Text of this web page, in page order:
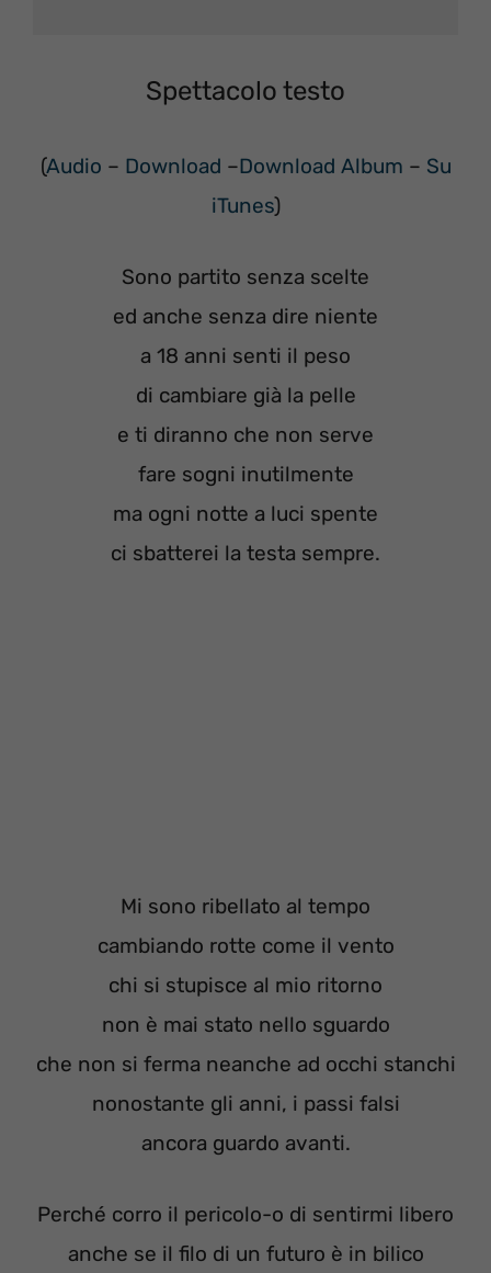
Spettacolo testo
(Audio – Download –Download Album – Su
iTunes)
Sono partito senza scelte
ed anche senza dire niente
a 18 anni senti il peso
di cambiare già la pelle
e ti diranno che non serve
fare sogni inutilmente
ma ogni notte a luci spente
ci sbatterei la testa sempre.
Mi sono ribellato al tempo
cambiando rotte come il vento
chi si stupisce al mio ritorno
non è mai stato nello sguardo
che non si ferma neanche ad occhi stanchi
nonostante gli anni, i passi falsi
ancora guardo avanti.
Perché corro il pericolo-o di sentirmi libero
anche se il filo di un futuro è in bilico